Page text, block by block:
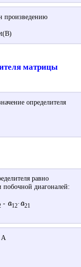
произведению
матрицы
определителя
равно
побочной диагоналей:
- a12·a21